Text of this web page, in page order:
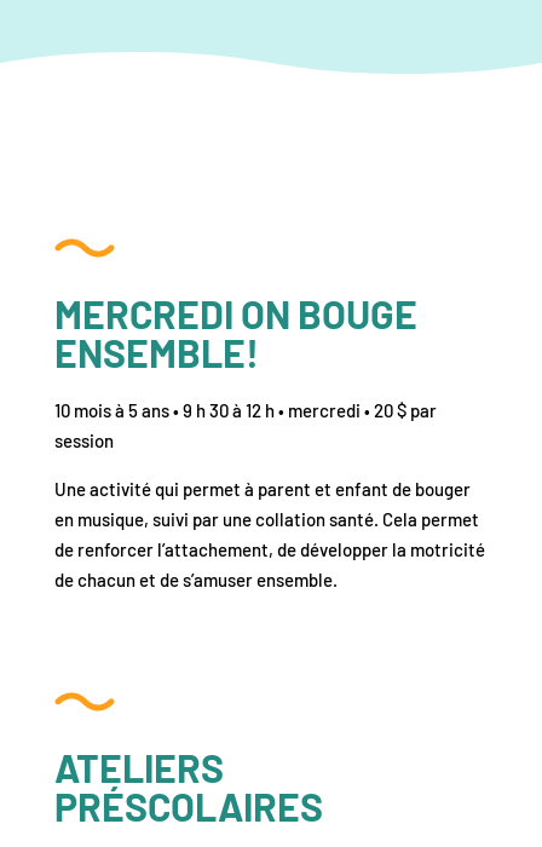
MERCREDI ON BOUGE
ENSEMBLE!
10 mois à 5 ans • 9 h 30 à 12 h • mercredi • 20 $ par
session
Une activité qui permet à parent et enfant de bouger
en musique, suivi par une collation santé. Cela permet
de renforcer l’attachement, de développer la motricité
de chacun et de s’amuser ensemble.
ATELIERS
PRÉSCOLAIRES